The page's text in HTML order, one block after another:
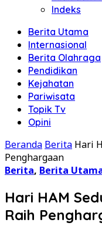
Indeks
Berita Utama
Internasional
Berita Olahraga
Pendidikan
Kejahatan
Pariwisata
Topik Tv
Opini
Beranda Berita Hari
Penghargaan
Berita, Berita
Hari HAM
Raih